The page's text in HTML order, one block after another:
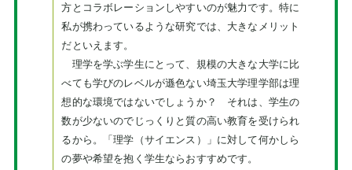
方とコラボレーションしやすいのが魅力です。特に
私が携わっているような研究では、大きなメリット
だといえます。
理学を学ぶ学生にとって、規模の大きな大学に比
べても学びのレベルが遜色ない埼玉大学理学部は理
想的な環境ではないでしょうか？ それは、学生の
数が少ないのでじっくりと質の高い教育を受けられ
るから。「理学（サイエンス）」に対して何かしら
の夢や希望を抱く学生ならおすすめです。